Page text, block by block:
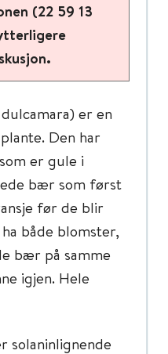
(22 59 13
er en
Den har
er gule i
bær som først
før de blir
både blomster,
bær på samme
igjen. Hele
solaninlignende